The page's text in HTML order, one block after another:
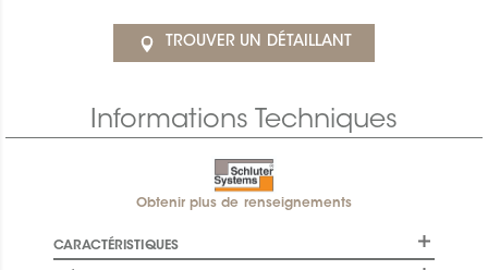
TROUVER UN DÉTAILLANT
Informations Techniques
Obtenir plus de renseignements
CARACTÉRISTIQUES